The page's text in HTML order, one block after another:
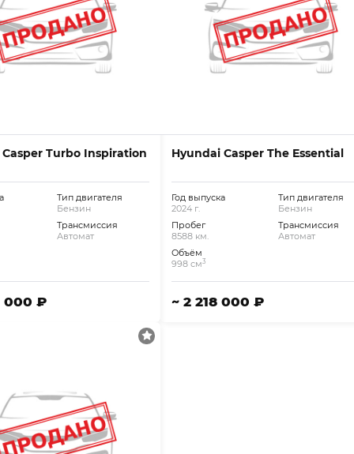
Turbo Inspiration
Тип двигателя
Бензин
Трансмиссия
Автомат
000 ₽
Hyundai Casper The Essential
Год выпуска
2024 г.
Пробег
8588 км.
Объём
998 см3
Тип двигателя
Бензин
Трансмиссия
Автомат
~ 2 218 000 ₽